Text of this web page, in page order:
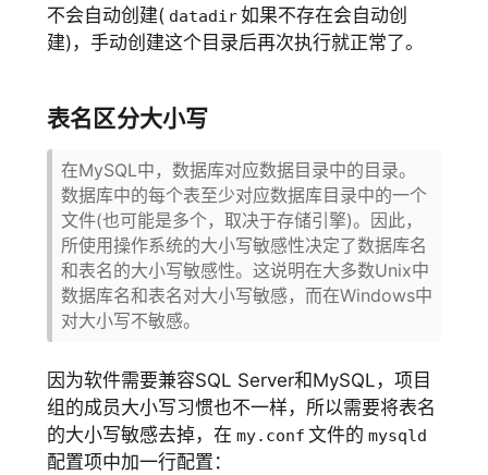
不会自动创建( datadir 如果不存在会自动创
建)，手动创建这个目录后再次执行就正常了。
表名区分大小写
在MySQL中，数据库对应数据目录中的目录。
数据库中的每个表至少对应数据库目录中的一个
文件(也可能是多个，取决于存储引擎)。因此，
所使用操作系统的大小写敏感性决定了数据库名
和表名的大小写敏感性。这说明在大多数Unix中
数据库名和表名对大小写敏感，而在Windows中
对大小写不敏感。
因为软件需要兼容SQL Server和MySQL，项目
组的成员大小写习惯也不一样，所以需要将表名
的大小写敏感去掉，在 my.conf 文件的 mysqld
配置项中加一行配置：